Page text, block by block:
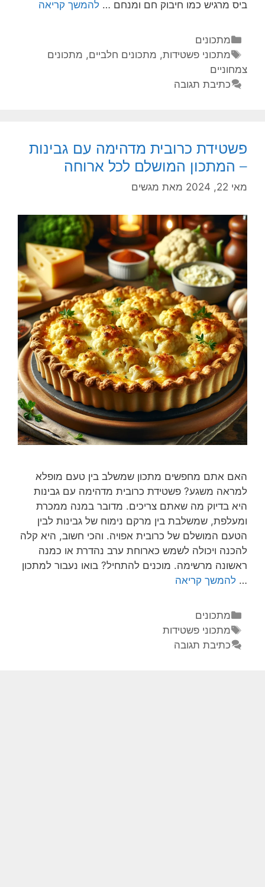
ביס מרגיש כמו חיבוק חם ומנחם … להמשך קריאה
מתכונים
מתכוני פשטידות, מתכונים חלביים, מתכונים
צמחוניים
כתיבת תגובה
פשטידת כרובית מדהימה עם גבינות
– המתכון המושלם לכל ארוחה
מאי 22, 2024 מאת מגשים
האם אתם מחפשים מתכון שמשלב בין טעם מופלא
למראה משגע? פשטידת כרובית מדהימה עם גבינות
היא בדיוק מה שאתם צריכים. מדובר במנה ממכרת
ומעלפת, שמשלבת בין מרקם נימוח של גבינות לבין
הטעם המושלם של כרובית אפויה. והכי חשוב, היא קלה
להכנה ויכולה לשמש כארוחת ערב נהדרת או כמנה
ראשונה מרשימה. מוכנים להתחיל? בואו נעבור למתכון
… להמשך קריאה
מתכונים
מתכוני פשטידות
כתיבת תגובה